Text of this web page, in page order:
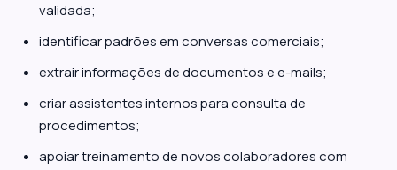
validada;
identificar padrões em conversas comerciais;
extrair informações de documentos e e-mails;
criar assistentes internos para consulta de
procedimentos;
apoiar treinamento de novos colaboradores com